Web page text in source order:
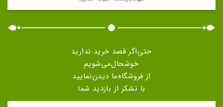
حتی‌اگر قصد خرید ندارید
خوشحال‌می‌شویم
از فروشگاه‌ما دیدن‌نمایید
با تشکر از بازدید شما